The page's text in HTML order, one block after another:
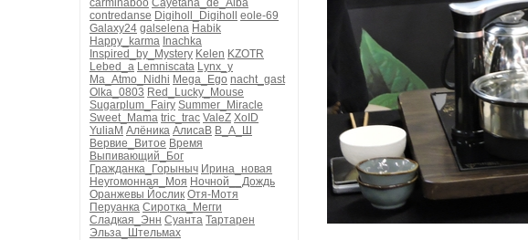
carminaboo Cayetana_de_Alba
contredanse Digiholl_Digiholl
eole-69
Galaxy24 galselena Habik
Happy_karma Inachka
Inspired_by_Mystery Kelen KZOTR
Lebed_a Lemniscata Lynx_y
Ma_Atmo_Nidhi Mega_Ego nacht_gast
Olka_0803 Red_Lucky_Mouse
Sugarplum_Fairy Summer_Miracle
Sweet_Mama tric_trac ValeZ XoID
YuliaM Алёника АлисаВ В_А_Ш
Вервие_Витое Время
Выпивающий_Бог
Гражданка_Горыныч Ирина_новая
Неугомонная_Моя Ночной__Дождь
Оранжевы Йослик Отя-Мотя
Перуанка Сиротка_Мегги
Сладкая_Энн Суанта Тартарен
Эльза_Штельмах